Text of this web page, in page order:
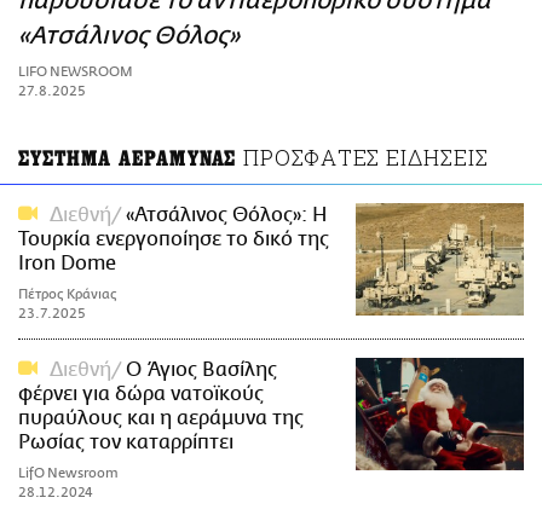
ΑΜΠΑ
PRINT
«Ατσάλινος Θόλος»
LIFO NEWSROOM
27.8.2025
ΣΥΣΤΗΜΑ ΑΕΡΑΜΥΝΑΣ ΠΡΟΣΦΑΤΕΣ ΕΙΔΗΣΕΙΣ
Διεθνή
«Ατσάλινος Θόλος»: Η
Τουρκία ενεργοποίησε το δικό της
Iron Dome
Πέτρος Κράνιας
23.7.2025
Διεθνή
Ο Άγιος Βασίλης
φέρνει για δώρα νατοϊκούς
πυραύλους και η αεράμυνα της
Ρωσίας τον καταρρίπτει
LifO Newsroom
28.12.2024